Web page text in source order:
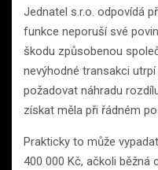
Jednatel s.r.o. odpovídá
funkce neporuší své
škodu způsobenou
nevýhodné transakci
požadovat náhradu
získat měla při řádném
Prakticky to může
400 000 Kč, ačkoli běžná